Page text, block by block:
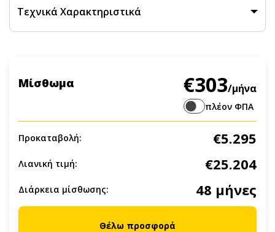
Τεχνικά Χαρακτηριστικά
Μίσθωμα €303/μήνα
πλέον ΦΠΑ
Προκαταβολή: €5.295
Λιανική τιμή: €25.204
Διάρκεια μίσθωσης: 48 μήνες
Θέλω προσφορά